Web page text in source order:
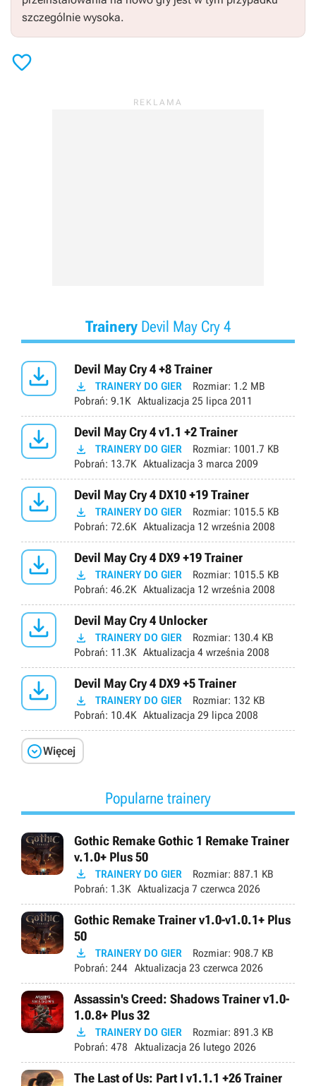
szczególnie wysoka.

TraineryDevil May Cry 4
 Devil May Cry 4 +8 Trainer
 TRAINERY DO GIER Rozmiar: 1.2 MB
Pobrań: 9.1K Aktualizacja 25 lipca 2011
 Devil May Cry 4 v1.1 +2 Trainer
 TRAINERY DO GIER Rozmiar: 1001.7 KB
Pobrań: 13.7K Aktualizacja 3 marca 2009
 Devil May Cry 4 DX10 +19 Trainer
 TRAINERY DO GIER Rozmiar: 1015.5 KB
Pobrań: 72.6K Aktualizacja 12 września 2008
 Devil May Cry 4 DX9 +19 Trainer
 TRAINERY DO GIER Rozmiar: 1015.5 KB
Pobrań: 46.2K Aktualizacja 12 września 2008
 Devil May Cry 4 Unlocker
 TRAINERY DO GIER Rozmiar: 130.4 KB
Pobrań: 11.3K Aktualizacja 4 września 2008
 Devil May Cry 4 DX9 +5 Trainer
 TRAINERY DO GIER Rozmiar: 132 KB
Pobrań: 10.4K Aktualizacja 29 lipca 2008
Więcej
Popularne trainery
Gothic Remake Gothic 1 Remake Trainer
v.1.0+ Plus 50
 TRAINERY DO GIER Rozmiar: 887.1 KB
Pobrań: 1.3K Aktualizacja 7 czerwca 2026
Gothic Remake Trainer v1.0-v1.0.1+ Plus
50
 TRAINERY DO GIER Rozmiar: 908.7 KB
Pobrań: 244 Aktualizacja 23 czerwca 2026
Assassin's Creed: Shadows Trainer v1.0-
1.0.8+ Plus 32
 TRAINERY DO GIER Rozmiar: 891.3 KB
Pobrań: 478 Aktualizacja 26 lutego 2026
The Last of Us: Part I v1.1.1 +26 Trainer